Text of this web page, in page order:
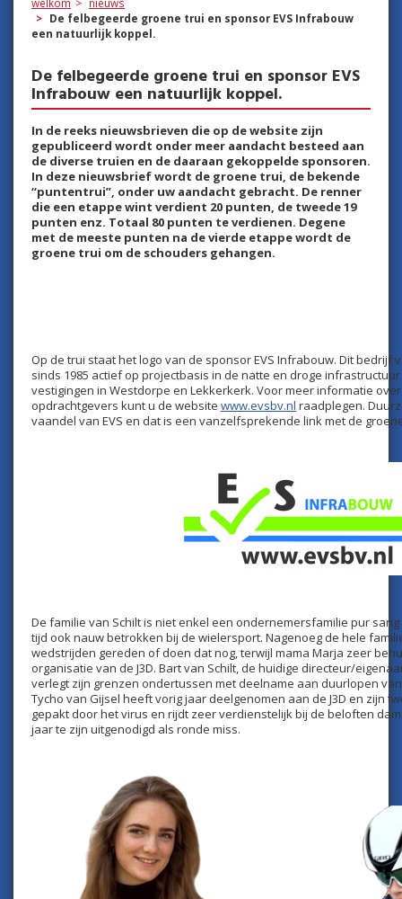
De felbegeerde groene trui en sponsor EVS Infrabouw
een natuurlijk koppel.
De felbegeerde groene trui en sponsor EVS
Infrabouw een natuurlijk koppel.
In de reeks nieuwsbrieven die op de website zijn
gepubliceerd wordt onder meer aandacht besteed aan
de diverse truien en de daaraan gekoppelde sponsoren.
In deze nieuwsbrief wordt de groene trui, de bekende
“puntentrui”, onder uw aandacht gebracht. De renner
die een etappe wint verdient 20 punten, de tweede 19
punten enz. Totaal 80 punten te verdienen. Degene
met de meeste punten na de vierde etappe wordt de
groene trui om de schouders gehangen.
Op de trui staat het logo van de sponsor EVS Infrabouw. Dit bedrijf
sinds 1985 actief op projectbasis in de natte en droge
vestigingen in Westdorpe en Lekkerkerk. Voor meer informatie
opdrachtgevers kunt u de website www.evsbv.nl raadplegen.
vaandel van EVS en dat is een vanzelfsprekende link met de
De familie van Schilt is niet enkel een ondernemersfamilie pur
tijd ook nauw betrokken bij de wielersport. Nagenoeg de hele
wedstrijden gereden of doen dat nog, terwijl mama Marja zeer
organisatie van de J3D. Bart van Schilt, de huidige directeur/
verlegt zijn grenzen ondertussen met deelname aan duurlopen
Tycho van Gijsel heeft vorig jaar deelgenomen aan de J3D en zijn
gepakt door het virus en rijdt zeer verdienstelijk bij de beloften
jaar te zijn uitgenodigd als ronde miss.